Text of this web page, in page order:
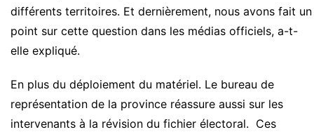
différents territoires. Et dernièrement, nous avons fait un
point sur cette question dans les médias officiels, a-t-
elle expliqué.
En plus du déploiement du matériel. Le bureau de
représentation de la province réassure aussi sur les
intervenants à la révision du fichier électoral. Ces